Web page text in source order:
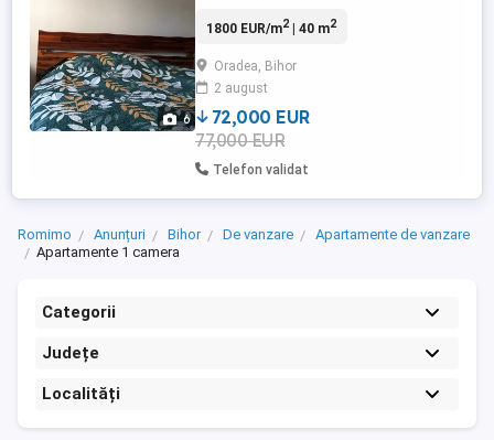
6
*1 BAIE CU GEAM DE AERISIRE *BALCON
CENTRALA PE GAZ DREPT PT. CARE
CONSUMUL PT. INCALZIRE SUNT MICI .
*STATIE DE AUTOBUZ SI MAGAZINE
SUNT FOARTE APROAPE . ZONA ...
1800 EUR/m2| 40 m2
Oradea, Bihor
2 august
72,000 EUR
77,000 EUR
Telefon validat
Romimo Anunțuri Bihor De vanzare
Apartamente de vanzare
Apartamente 1 camera
Categorii
Județe
Localități